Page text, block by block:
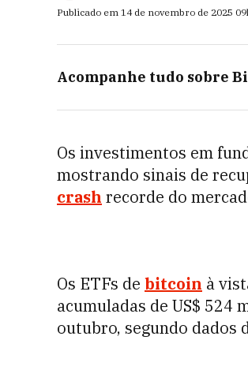
Publicado em 14 de novembro de 2025
Acompanhe tudo sobre
Os investimentos em
mostrando sinais de
crash recorde do
Os ETFs de bitcoin à
acumuladas de US$ 524
outubro, segundo dados